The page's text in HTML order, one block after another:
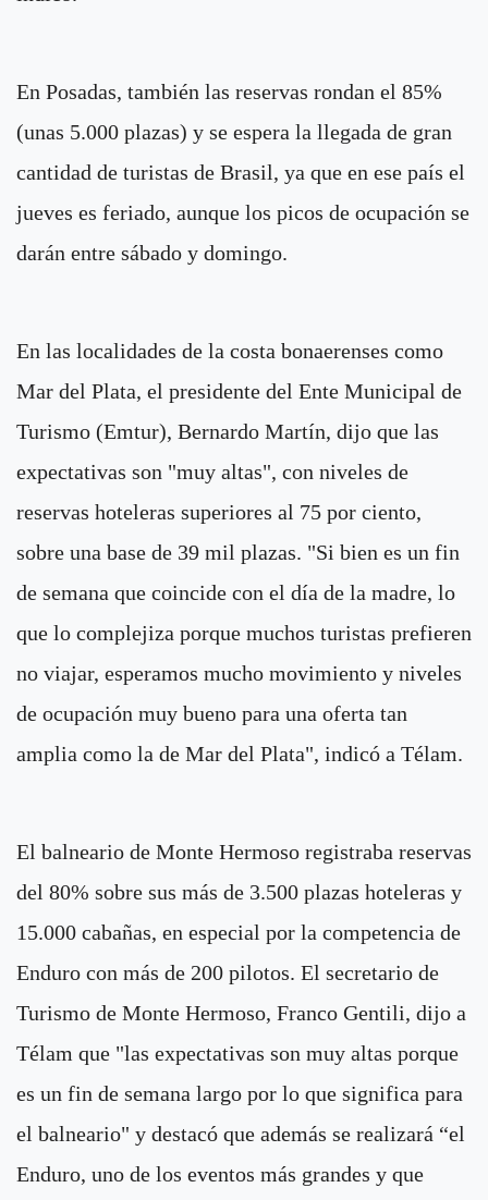
En Posadas, también las reservas rondan el 85%
(unas 5.000 plazas) y se espera la llegada de gran
cantidad de turistas de Brasil, ya que en ese país el
jueves es feriado, aunque los picos de ocupación se
darán entre sábado y domingo.
En las localidades de la costa bonaerenses como
Mar del Plata, el presidente del Ente Municipal de
Turismo (Emtur), Bernardo Martín, dijo que las
expectativas son "muy altas", con niveles de
reservas hoteleras superiores al 75 por ciento,
sobre una base de 39 mil plazas. "Si bien es un fin
de semana que coincide con el día de la madre, lo
que lo complejiza porque muchos turistas prefieren
no viajar, esperamos mucho movimiento y niveles
de ocupación muy bueno para una oferta tan
amplia como la de Mar del Plata", indicó a Télam.
El balneario de Monte Hermoso registraba reservas
del 80% sobre sus más de 3.500 plazas hoteleras y
15.000 cabañas, en especial por la competencia de
Enduro con más de 200 pilotos. El secretario de
Turismo de Monte Hermoso, Franco Gentili, dijo a
Télam que "las expectativas son muy altas porque
es un fin de semana largo por lo que significa para
el balneario" y destacó que además se realizará “el
Enduro, uno de los eventos más grandes y que